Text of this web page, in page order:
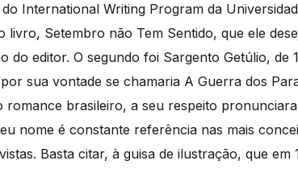
International Writing Program da
livro, Setembro não Tem Sentido, que ele
editor. O segundo foi Sargento Getúlio, de
sua vontade se chamaria A Guerra dos
brasileiro, a seu respeito
nome é constante referência nas mais
Basta citar, à guisa de ilustração, que em